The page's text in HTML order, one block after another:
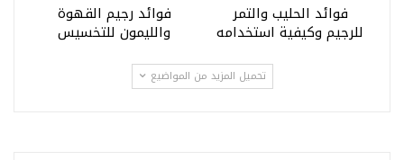
فوائد الحليب والتمر
للرجيم وكيفية استخدامه
فوائد رجيم القهوة
والليمون للتخسيس
تحميل المزيد من المواضيع